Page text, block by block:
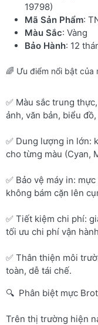
19798)
Mã Sản Phẩm:
Màu Sắc: Vàng
Bảo Hành: 12
🌈 Ưu điểm nổi bật
✅ Màu sắc trung
ảnh, văn bản, biểu
✅ Dung lượng in lớn:
cho từng màu (Cyan,
✅ Bảo vệ máy in:
không bám cặn lên
✅ Tiết kiệm chi phí:
tối ưu chi phí vận
✅ Thân thiện môi
toàn, dễ tái chế.
🔍 Phân biệt mực
Trên thị trường hiện